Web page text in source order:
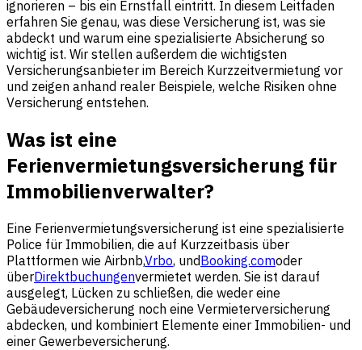
ignorieren – bis ein Ernstfall eintritt. In diesem Leitfaden
erfahren Sie genau, was diese Versicherung ist, was sie
abdeckt und warum eine spezialisierte Absicherung so
wichtig ist. Wir stellen außerdem die wichtigsten
Versicherungsanbieter im Bereich Kurzzeitvermietung vor
und zeigen anhand realer Beispiele, welche Risiken ohne
Versicherung entstehen.
Was ist eine
Ferienvermietungsversicherung für
Immobilienverwalter?
Eine Ferienvermietungsversicherung ist eine spezialisierte
Police für Immobilien, die auf Kurzzeitbasis über
Plattformen wie Airbnb,Vrbo, undBooking.comoder
überDirektbuchungenvermietet werden. Sie ist darauf
ausgelegt, Lücken zu schließen, die weder eine
Gebäudeversicherung noch eine Vermieterversicherung
abdecken, und kombiniert Elemente einer Immobilien- und
einer Gewerbeversicherung.